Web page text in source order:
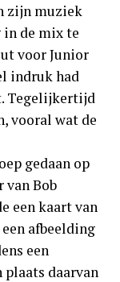
zijn muziek
in de mix te
voor Junior
indruk had
Tegelijkertijd
vooral wat de
gedaan op
van Bob
een kaart van
afbeelding
een
plaats daarvan